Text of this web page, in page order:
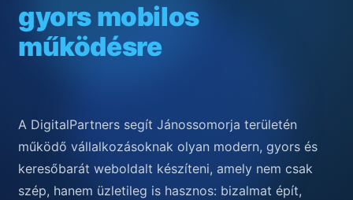
gyors mobilos
működésre
A DigitalPartners segít Jánossomorja területén
működő vállalkozásoknak olyan modern, gyors és
keresőbarát weboldalt készíteni, amely nem csak
szép, hanem üzletileg is hasznos: bizalmat épít,